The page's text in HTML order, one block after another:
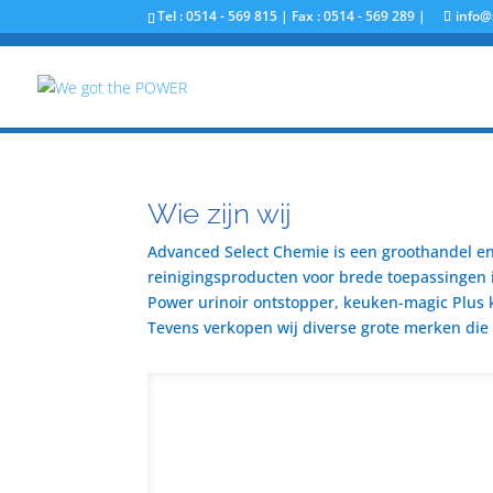
Tel : 0514 - 569 815 | Fax : 0514 - 569 289 |
Wie zijn wij
Advanced Select Chemie is een groothandel
reinigingsproducten voor brede
Power urinoir ontstopper, keuken-magic
Tevens verkopen wij diverse grote merken